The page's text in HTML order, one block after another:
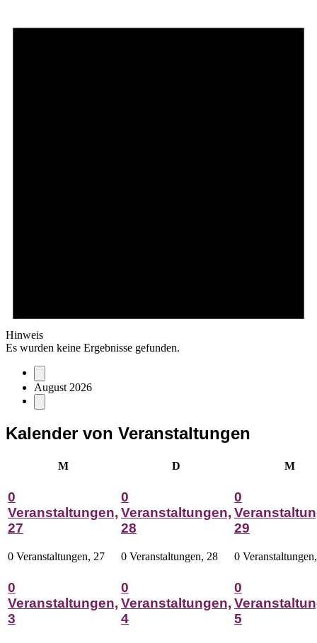
Hinweis
Es wurden keine Ergebnisse gefunden.
August 2026
Kalender von Veranstaltungen
MMontag D M
0
Veranstaltungen,
27
0 Veranstaltungen, 27
0
Veranstaltungen,
28
0 Veranstaltungen, 28
0
29
0
0
Veranstaltungen,
3
0
Veranstaltungen,
4
0
5